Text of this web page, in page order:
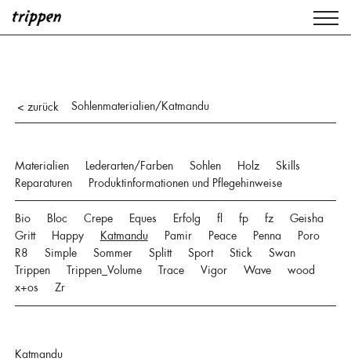
< zurück Sohlenmaterialien/Katmandu
Materialien Lederarten/Farben Sohlen Holz
Skills
Reparaturen
Produktinformationen und Pflegehinweise
Bio Bloc Crepe Eques Erfolg fl fp fz
Geisha
Gritt
Happy Katmandu Pamir Peace Penna
Poro
R8
Simple Sommer Splitt Sport Stick
Swan
Trippen
Trippen_Volume Trace Vigor Wave
wood
x+os
Zr
Katmandu